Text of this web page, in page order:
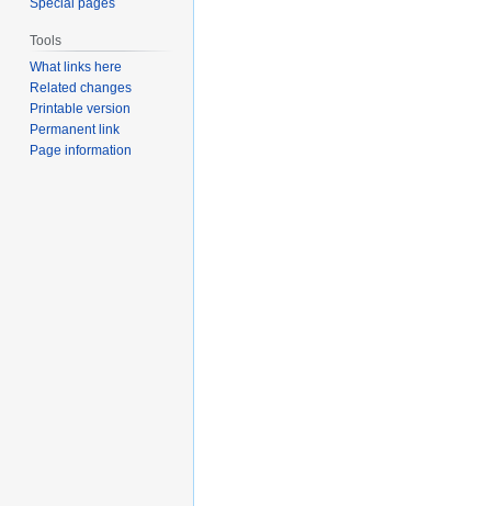
Tools
What links here
Related changes
Printable version
Permanent link
Page information